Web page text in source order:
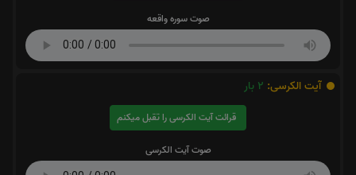
صوت سوره واقعه
آیت الکرسی: 2 بار
قرائت آیت الکرسی را تقبل میکنم
صوت آیت الکرسی